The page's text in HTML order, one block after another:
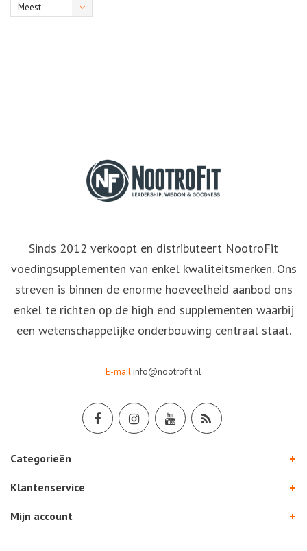
Meest
Sinds 2012 verkoopt en distributeert NootroFit
voedingsupplementen van enkel kwaliteitsmerken. Ons
streven is binnen de enorme hoeveelheid aanbod ons
enkel te richten op de high end supplementen waarbij
een wetenschappelijke onderbouwing centraal staat.
E-mailinfo@nootrofit.nl
Categorieën
Klantenservice
Mijn account